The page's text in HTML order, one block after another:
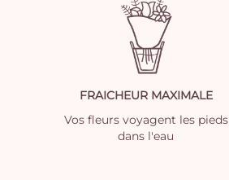
FRAICHEUR MAXIMALE
Vos fleurs voyagent les pieds
dans l'eau